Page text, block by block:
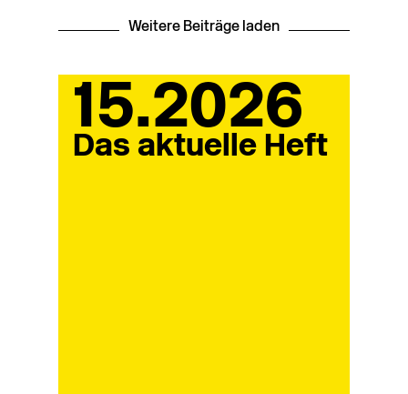
Weitere Beiträge laden
15.2026
Das aktuelle Heft